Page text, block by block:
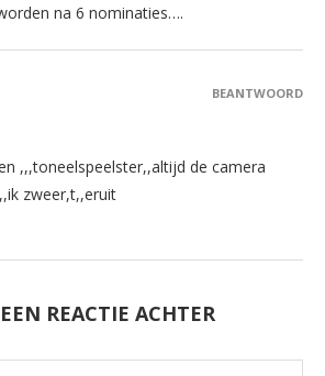
na 6 nominaties….
,,,toneelspeelster,,altijd de camera
zweer,t,,eruit
BEANTWOORD
REACTIE ACHTER